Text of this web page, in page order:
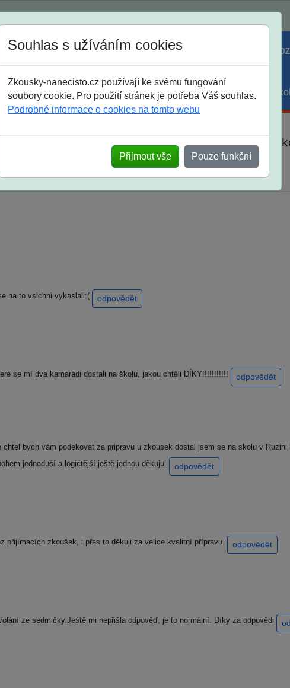
Jak si vybrat
8. třída 9. třída střední maturanti soutěže prázdniny
SŠ? Vaše ohlasy po skutečných přijímacích
Souhlas s užíváním cookies
Zkousky-nanecisto.cz používají ke svému fungování
soubory cookie. Pro použití stránek je potřeba Váš souhlas.
Podrobné informace o cookies na tomto webu
Přijmout vše Pouze funkční
na to vsichni vykaslali:( odpovědět
se mí dva kamarádi dostali na školu, jakou chtěli DÍKY!!!!!!!!!!! odpovědět
bych vám podekovat za pripravu u zkousek dostal jsem se na skolu v
jednoduší a logičtější ještě jednou děkuju.
odpovědět
přijímacích zkoušek, i přes to děkuji za velice kvalitní přípravu. odpovědět
ze sedmičky.Ještě mi nepřišla odpověď, je to normální. Díky za odpovědi